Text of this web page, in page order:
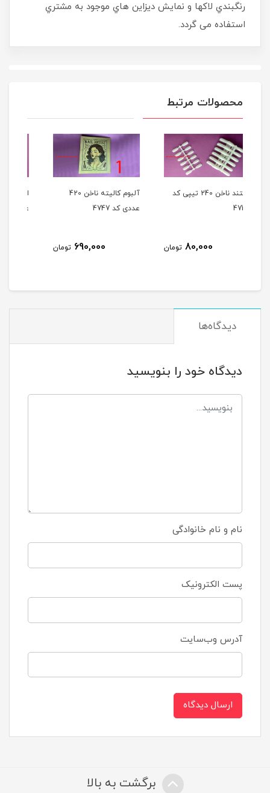
رنگبندي لاکها و نمایش ديزاين هاي موجود به مشتري
استفاده می گردد.
محصولات مرتبط
690,000
عددي کد 4738
80,000
دیدگاه‌ها
دیدگاه خود را بنویسید
نام و نام خانوادگی
پست الکترونیک
آدرس وب‌سایت
ارسال دیدگاه
برگشت به بالا